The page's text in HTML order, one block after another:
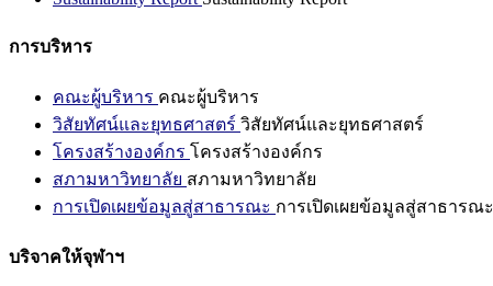
การบริหาร
คณะผู้บริหาร คณะผู้บริหาร
วิสัยทัศน์และยุทธศาสตร์ วิสัยทัศน์และยุทธศาสตร์
โครงสร้างองค์กร โครงสร้างองค์กร
สภามหาวิทยาลัย สภามหาวิทยาลัย
การเปิดเผยข้อมูลสู่สาธารณะ การเปิดเผยข้อมูลสู่สาธารณะ
บริจาคให้จุฬาฯ